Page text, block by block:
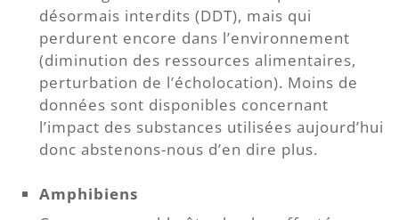
désormais interdits (DDT), mais qui
perdurent encore dans l’environnement
(diminution des ressources alimentaires,
perturbation de l’écholocation). Moins de
données sont disponibles concernant
l’impact des substances utilisées aujourd’hui
donc abstenons-nous d’en dire plus.
Amphibiens